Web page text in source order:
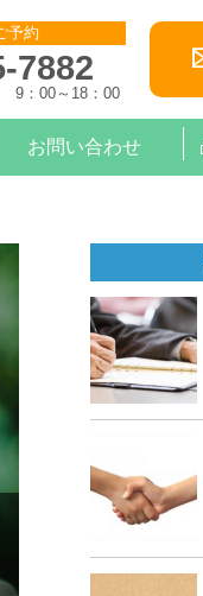
予約
7882
9：00～18：00
お問い合わせ